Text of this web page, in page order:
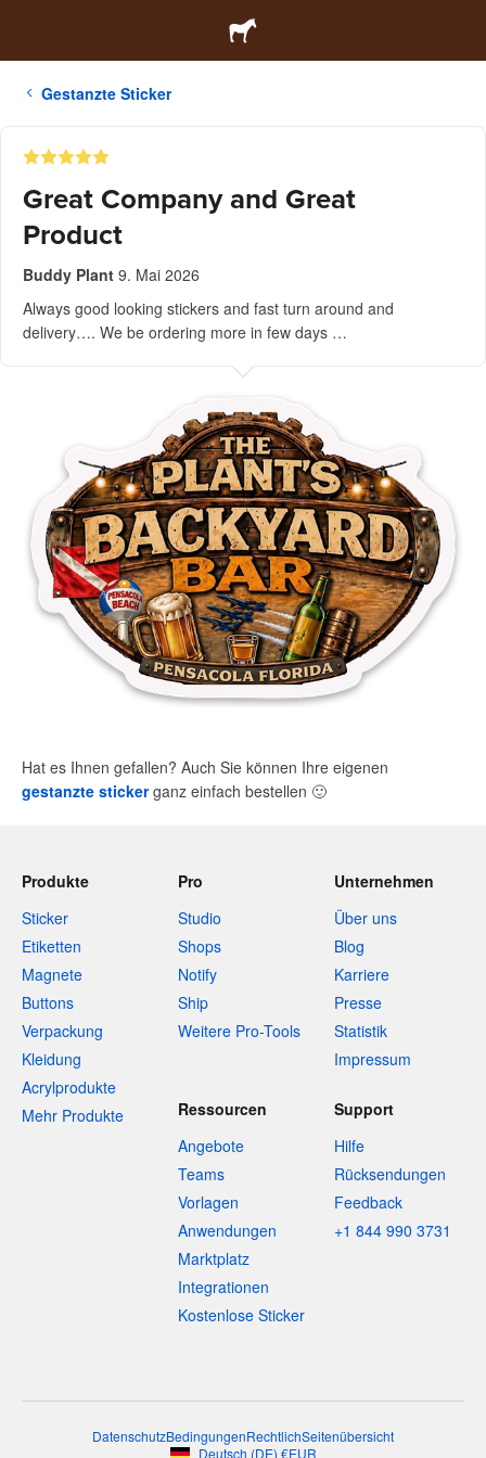
Gestanzte Sticker
Great Company and Great
Product
Buddy Plant 9. Mai 2026
Always good looking stickers and fast turn around and
delivery…. We be ordering more in few days …
Hat es Ihnen gefallen? Auch Sie können Ihre eigenen
gestanzte stickerganz einfach bestellen 🙂
Produkte
Sticker
Etiketten
Magnete
Buttons
Verpackung
Kleidung
Acrylprodukte
Mehr Produkte
Pro
Studio
Shops
Notify
Ship
Weitere Pro-Tools
Unternehmen
Über uns
Blog
Karriere
Presse
Statistik
Impressum
Ressourcen
Angebote
Teams
Vorlagen
Anwendungen
Marktplatz
Integrationen
Kostenlose Sticker
Support
Hilfe
Rücksendungen
Feedback
+1 844 990 3731
DatenschutzBedingungenRechtlichSeitenübersicht
Deutsch (DE) €EUR